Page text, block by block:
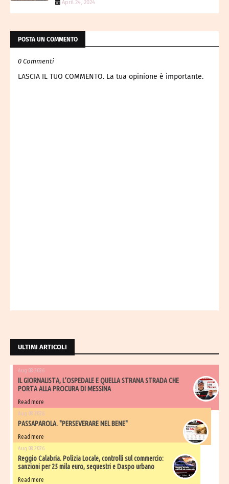
April 24, 2024
POSTA UN COMMENTO
0 Commenti
LASCIA IL TUO COMMENTO. La tua opinione è importante.
ULTIMI ARTICOLI
Aug 08 2026
IL GIORNALISTA, L’OSPEDALE E QUELLA STRANA STRADA CHE
PORTA ALLA PROCURA DI MESSINA
Read more
Aug 08 2026
PASSAPAROLA. "PERSEVERARE NEL BENE"
Read more
Aug 08 2026
Reggio Calabria. Polizia Locale, controlli sul commercio:
sanzioni per 25 mila euro, sequestri e Daspo urbano
Read more